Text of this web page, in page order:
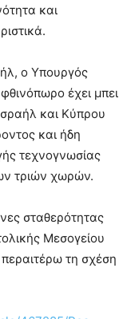
και
ο Υπουργός
έχει μπει
και Κύπρου
και ήδη
τεχνογνωσίας
τριών χωρών.
σταθερότητας
Μεσογείου
τη σχέση